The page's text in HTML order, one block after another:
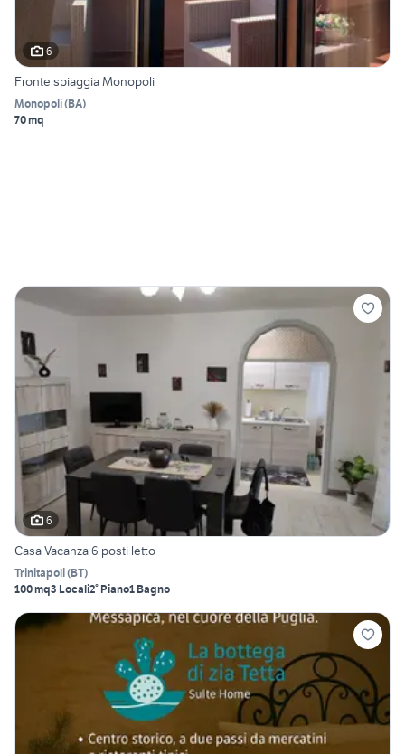
6
Fronte spiaggia Monopoli
Monopoli(BA)
70 mq
6
Casa Vacanza 6 posti letto
Trinitapoli(BT)
100 mq3 Locali2° Piano1 Bagno